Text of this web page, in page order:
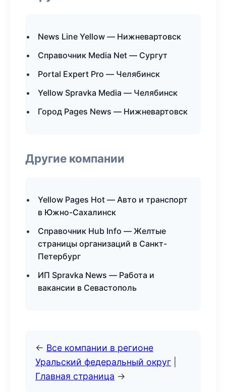
News Line Yellow — Нижневартовск
Справочник Media Net — Сургут
Portal Expert Pro — Челябинск
Yellow Spravka Media — Челябинск
Город Pages News — Нижневартовск
Другие компании
Yellow Pages Hot — Авто и транспорт
в Южно-Сахалинск
Справочник Hub Info — Желтые
страницы организаций в Санкт-
Петербург
ИП Spravka News — Работа и
вакансии в Севастополь
← Все компании в регионе
Уральский федеральный округ
Главная страница →